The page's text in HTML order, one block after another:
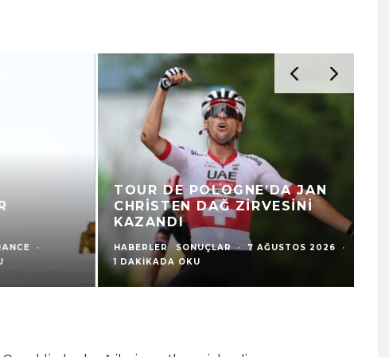
TOUR DE POLOGNE’DA JAN
CHRISTEN DAĞ ZIRVESINI
KAZANDI
HABERLER SONUÇLAR · 7 AĞUSTOS 2026
·
1 DAKIKADA OKU